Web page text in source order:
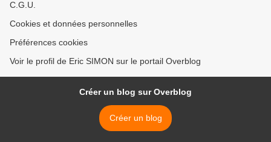
C.G.U.
Cookies et données personnelles
Préférences cookies
Voir le profil de Eric SIMON sur le portail Overblog
Créer un blog sur Overblog
Créer un blog